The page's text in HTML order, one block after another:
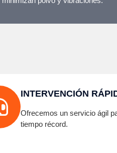
INTERVENCIÓN
Ofrecemos un servicio ágil
tiempo récord.